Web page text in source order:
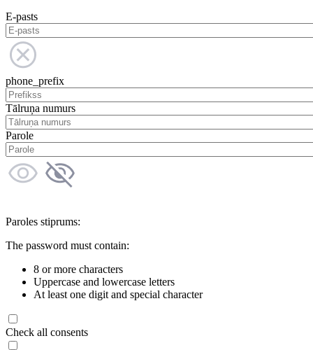
E-pasts
phone_prefix
Tālruņa numurs
Parole
Paroles stiprums:
The password must contain:
8 or more characters
Uppercase and lowercase letters
At least one digit and special character
Check all consents